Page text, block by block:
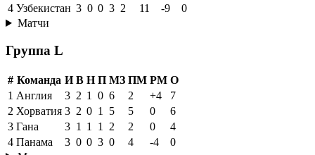
4 Узбекистан 3 0 0 3 2 11 -9
0
Матчи
Группа L
# Команда И В Н П МЗ ПМ РМ О
1 Англия 3 2 1 0 6 2 +4
7
2 Хорватия 3 2 0 1 5 5 0
6
3 Гана 3 1 1 1 2 2 0
4
4 Панама 3 0 0 3 0 4 -4
0